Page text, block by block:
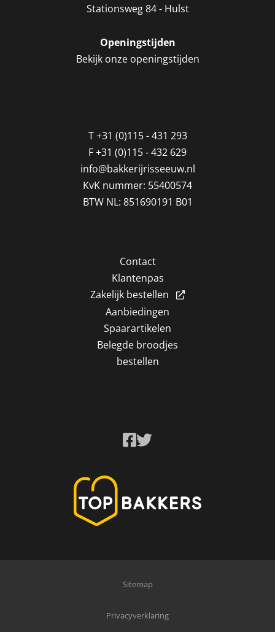
Stationsweg 84 - Hulst
Openingstijden
Bekijk onze openingstijden
T+31 (0)115 - 431 293
F+31 (0)115 - 432 629
info@bakkerijrisseeuw.nl
KvK nummer: 55400574
BTW NL: 851690191 B01
Contact
Klantenpas
Zakelijk bestellen
Aanbiedingen
Spaarartikelen
Belegde broodjes
bestellen
Sitemap
Privacyverklaring